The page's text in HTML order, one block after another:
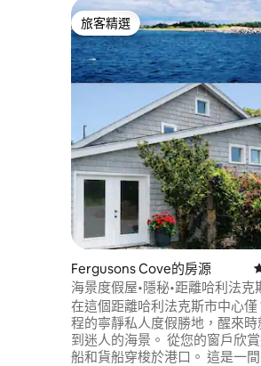
旅客精選
旅客精選
Fergusons Cove的房源
海景度假屋•隱秘•距離哈利法克
分鐘
在這個距離哈利法克斯市中心僅
程的寧靜私人度假勝地，醒來時
到迷人的海景。 從您的窗戶欣
船和貨船穿梭於港口。 這是一